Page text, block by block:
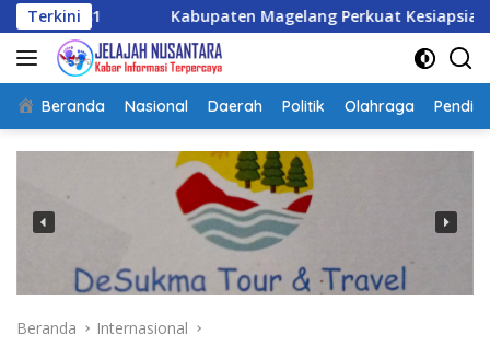
Langsung
ke
konten
Terkini
Kabupaten Magelang Perkuat Kesiapsiagaan Hadapi
Beranda Nasional Daerah Politik Olahraga
Beranda Internasional